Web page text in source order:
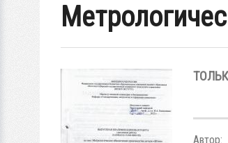
Автор: